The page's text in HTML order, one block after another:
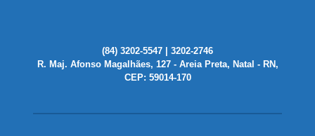
(84) 3202-5547 | 3202-2746
R. Maj. Afonso Magalhães, 127 - Areia Preta, Natal - RN,
CEP: 59014-170